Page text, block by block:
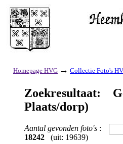
Homepage HVG → Collectie Foto's
Zoekresultaat:
Plaats/dorp)
Aantal gevonden foto's :
18242 (uit: 19639)